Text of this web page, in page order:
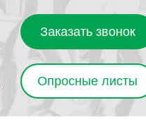
Заказать звонок
Опросные листы